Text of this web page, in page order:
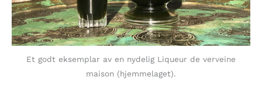
Et godt eksemplar av en nydelig Liqueur de verveine
maison (hjemmelaget).